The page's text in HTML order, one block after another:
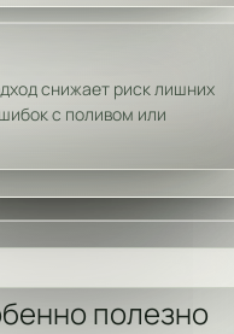
снижает риск лишних
с поливом или
полезно